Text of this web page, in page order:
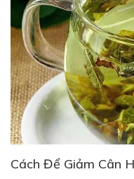
Cách Để Giảm Cân